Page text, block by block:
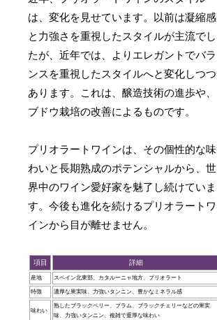
は、変化を見せています。以前は凝縮感
と力強さを重視したスタイルが主流でし
たが、近年では、よりエレガントでバラ
ンスを重視したスタイルへと変化しつつ
あります。これは、醸造技術の進歩や、
ブドウ栽培の改善によるものです。
プリオラートワインは、その個性的な味
わいと長期熟成のポテンシャルから、世
界中のワイン愛好家を魅了し続けていま
す。今後も進化を続けるプリオラートワ
インから目が離せません。
項目 詳細
産地 スペイン北東部、カタルーニャ地方、プリオラート
特徴 濃厚な果実味、力強いタンニン、豊かなミネラル感
味わい
熟したブラックベリー、プラム、ブラックチェリーなどの果実
味、力強いタンニン、複雑で重厚な味わい